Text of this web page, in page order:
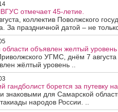
отмечает 45-летие.
коллектив Поволжского
За праздничной датой – не
объявлен желтый
УГМС, днём 7
жёлтый уровень ..
гандболист борется за путевку
знаковыми для Самарской
народов России. ..